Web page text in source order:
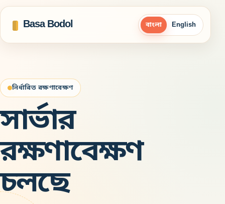
Basa Bodol বাংলা English
নির্ধারিত রক্ষণাবেক্ষণ
সার্ভার
রক্ষণাবেক্ষণ
চলছে